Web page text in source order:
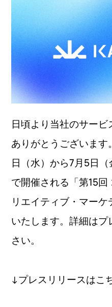
日頃より当社のサー
ありがとうございま
日（水）から7月5日
で開催される「第15回
リエイティブ・マー
いたします。詳細は
さい。
↓プレスリリースはこ